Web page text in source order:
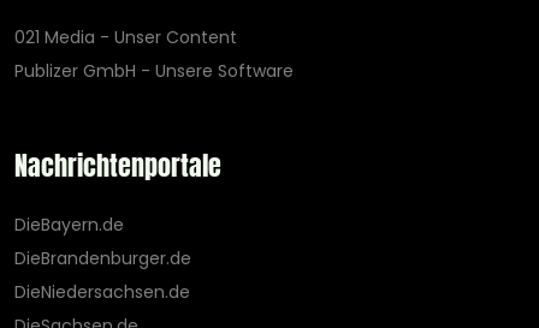
021 Media - Unser Content
Publizer GmbH - Unsere Software
Nachrichtenportale
DieBayern.de
DieBrandenburger.de
DieNiedersachsen.de